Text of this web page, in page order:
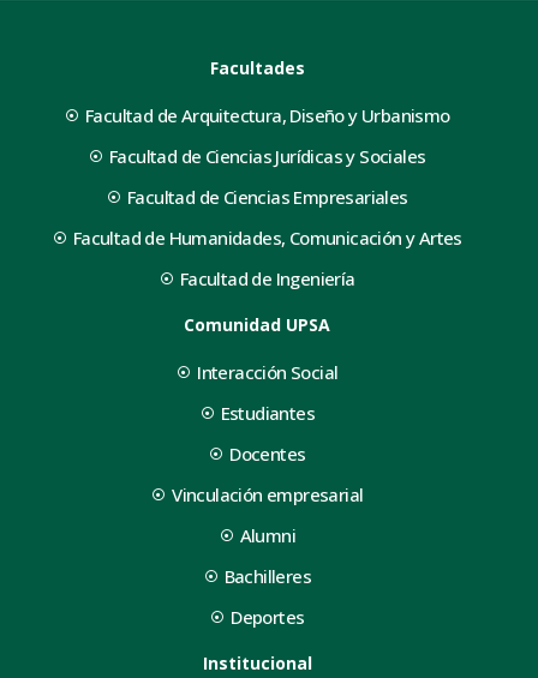
Facultades
Facultad de Arquitectura, Diseño y Urbanismo
Facultad de Ciencias Jurídicas y Sociales
Facultad de Ciencias Empresariales
Facultad de Humanidades, Comunicación y Artes
Facultad de Ingeniería
Comunidad UPSA
Interacción Social
Estudiantes
Docentes
Vinculación empresarial
Alumni
Bachilleres
Deportes
Institucional